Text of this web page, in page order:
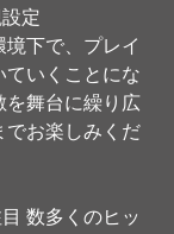
定
下で、プレイ
ていくことにな
を舞台に繰り広
でお楽しみくだ
数多くのヒッ